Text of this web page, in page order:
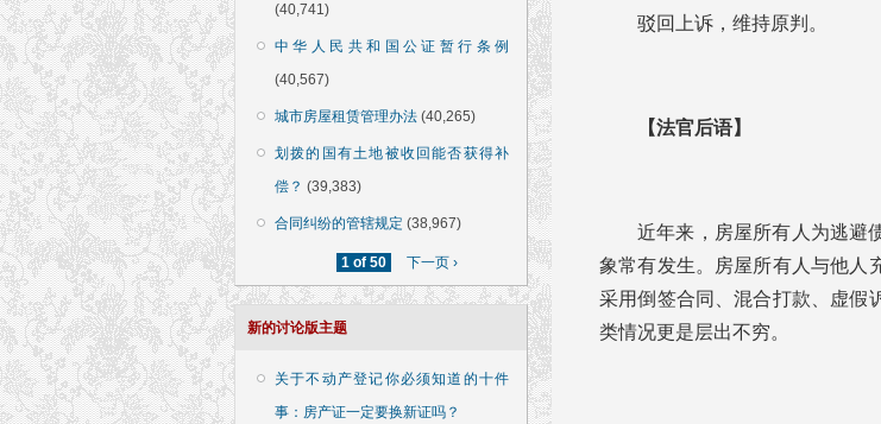
(40,741)
中华人民共和国公证暂行条例
(40,567)
城市房屋租赁管理办法 (40,265)
划拨的国有土地被收回能否获得补
偿？ (39,383)
合同纠纷的管辖规定 (38,967)
1 of 50 下一页 ›
新的讨论版主题
关于不动产登记你必须知道的十件
事：房产证一定要换新证吗？
驳回上诉，维持原判。
【法官后语】
近年来，房屋所有人为逃避
象常有发生。房屋所有人与他人
采用倒签合同、混合打款、虚假
类情况更是层出不穷。